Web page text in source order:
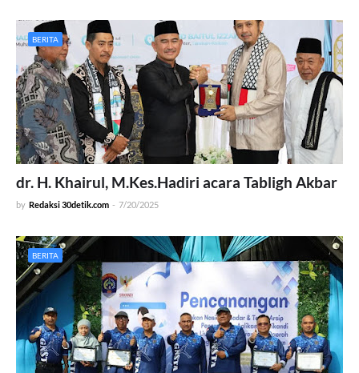
BERITA
dr. H. Khairul, M.Kes.Hadiri acara Tabligh Akbar
by Redaksi 30detik.com - 7/20/2025
BERITA